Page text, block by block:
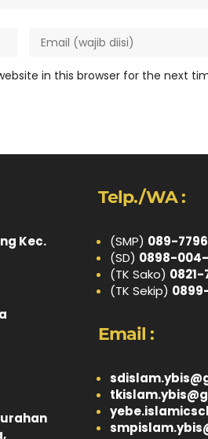
in this browser for the next
Kec.
Telp./WA :
(SMP) 089-
(SD) 0898-
(TK Sako)
(TK Sekip)
Email :